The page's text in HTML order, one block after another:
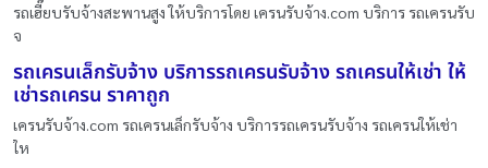
รถเฮี๊ยบรับจ้างสะพานสูง ให้บริการโดย เครนรับจ้าง.com บริการ รถเครนรับ
จ
รถเครนเล็กรับจ้าง บริการรถเครนรับจ้าง รถเครนให้เช่า ให้
เช่ารถเครน ราคาถูก
เครนรับจ้าง.com รถเครนเล็กรับจ้าง บริการรถเครนรับจ้าง รถเครนให้เช่า
ให